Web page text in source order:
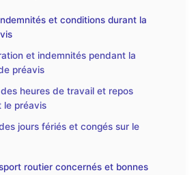
et conditions durant la
et indemnités pendant la
préavis
heures de travail et repos
le préavis
jours fériés et congés sur le
routier concernés et bonnes